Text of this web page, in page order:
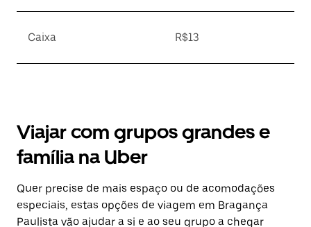
Caixa R$13
Viajar com grupos grandes e
família na Uber
Quer precise de mais espaço ou de acomodações
especiais, estas opções de viagem em Bragança
Paulista vão ajudar a si e ao seu grupo a chegar